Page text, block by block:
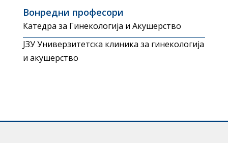
Вонредни професори
Катедра за Гинекологија и Акушерство
ЈЗУ Универзитетска клиника за гинекологија
и акушерство